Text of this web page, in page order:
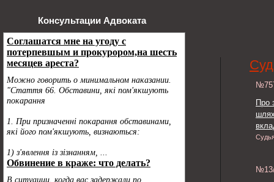
Консультации Адвоката
Про